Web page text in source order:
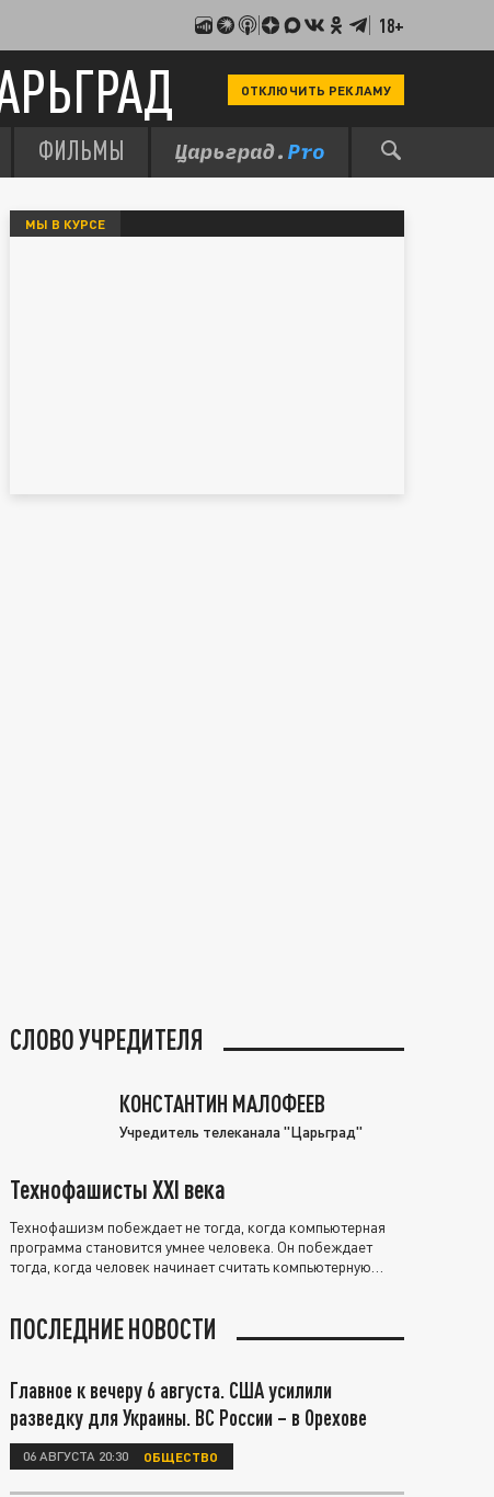
18+
ОТКЛЮЧИТЬ РЕКЛАМУ
ФИЛЬМЫ
МЫ В КУРСЕ
СЛОВО УЧРЕДИТЕЛЯ
КОНСТАНТИН МАЛОФЕЕВ
Учредитель телеканала "Царьград"
Технофашисты XXI века
Технофашизм побеждает не тогда, когда компьютерная
программа становится умнее человека. Он побеждает
тогда, когда человек начинает считать компьютерную
ПОСЛЕДНИЕ НОВОСТИ
Главное к вечеру 6 августа. США усилили
разведку для Украины. ВС России – в Орехове
06 АВГУСТА 20:30 ОБЩЕСТВО